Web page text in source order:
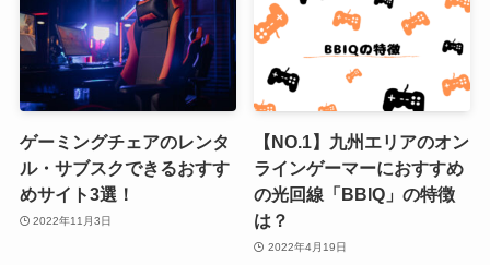
ゲーミングチェアのレンタ
ル・サブスクできるおすす
めサイト3選！
2022年11月3日
【NO.1】九州エリアのオン
ラインゲーマーにおすすめ
の光回線「BBIQ」の特徴
は？
2022年4月19日